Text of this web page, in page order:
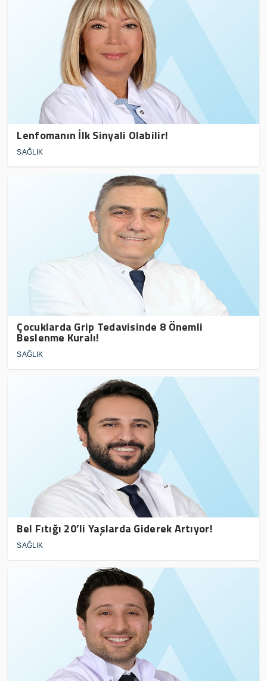
Lenfomanın İlk Sinyali Olabilir!
SAĞLIK
Çocuklarda Grip Tedavisinde 8 Önemli
Beslenme Kuralı!
SAĞLIK
Bel Fıtığı 20’li Yaşlarda Giderek Artıyor!
SAĞLIK